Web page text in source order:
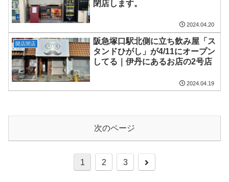
閉店します。
2024.04.20
開店閉店
阪急塚口駅北側に立ち飲み屋「ス
タンドひがし」が4/11にオープン
してる｜伊丹にあるお店の2号店
2024.04.19
次のページ
1 2 3
次